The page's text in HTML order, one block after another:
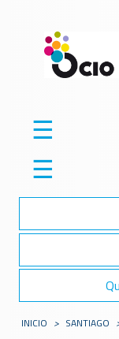
☰
☰
INICIO > SANTIAGO